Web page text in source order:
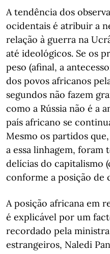
A tendência dos
ocidentais é atribuir a
relação à guerra na
até ideológicos. Se os
peso (afinal, a
dos povos africanos
segundos não fazem
como a Rússia não é a
país africano se
Mesmo os partidos
a essa linhagem, foram
delícias do capitalismo
conforme a posição de
A posição africana em
é explicável por um
recordado pela
estrangeiros, Naledi